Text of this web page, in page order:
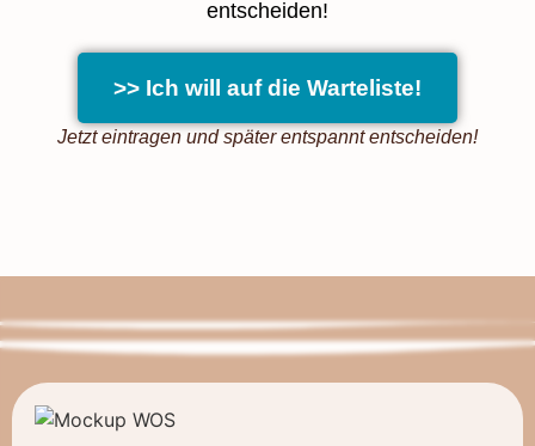
entscheiden!
>> Ich will auf die Warteliste!
Jetzt eintragen und später entspannt entscheiden!